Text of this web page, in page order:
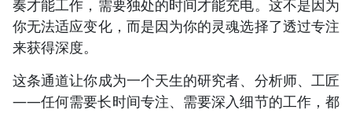
奏才能工作，需要独处的时间才能充电。这不是因为
你无法适应变化，而是因为你的灵魂选择了透过专注
来获得深度。
这条通道让你成为一个天生的研究者、分析师、工匠
——任何需要长时间专注、需要深入细节的工作，都